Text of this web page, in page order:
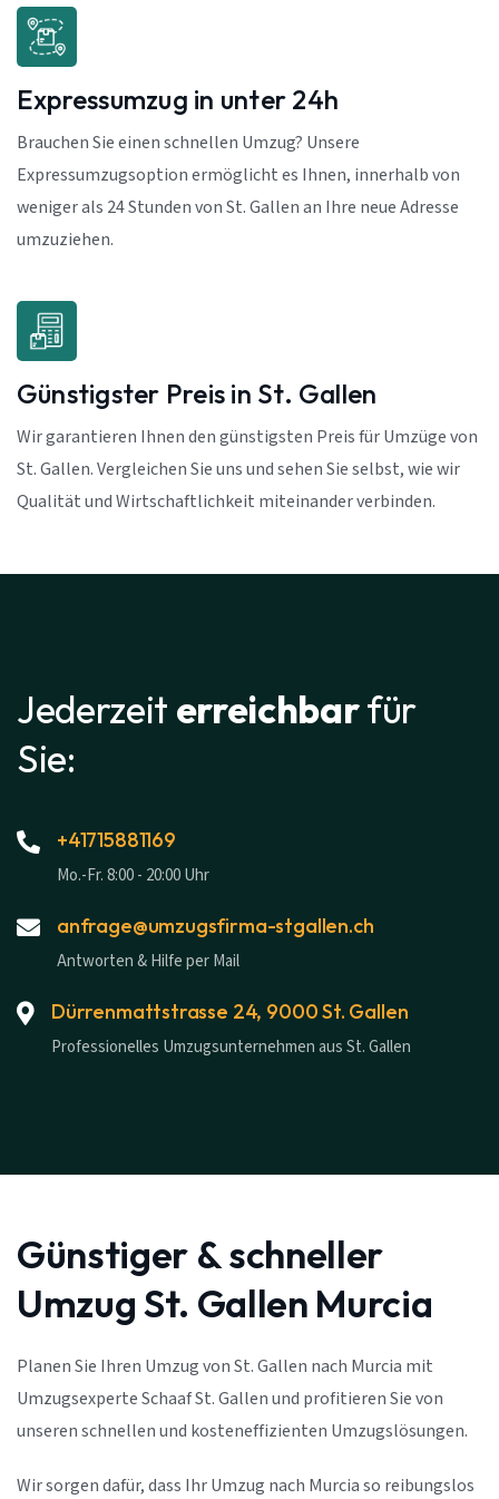
Expressumzug in unter 24h
Brauchen Sie einen schnellen Umzug? Unsere
Expressumzugsoption ermöglicht es Ihnen, innerhalb von
weniger als 24 Stunden von St. Gallen an Ihre neue Adresse
umzuziehen.
Günstigster Preis in St. Gallen
Wir garantieren Ihnen den günstigsten Preis für Umzüge von
St. Gallen. Vergleichen Sie uns und sehen Sie selbst, wie wir
Qualität und Wirtschaftlichkeit miteinander verbinden.
Jederzeit erreichbarfür
Sie:
+41715881169
Mo.-Fr. 8:00 - 20:00 Uhr
anfrage@umzugsfirma-stgallen.ch
Antworten & Hilfe per Mail
Dürrenmattstrasse 24, 9000 St. Gallen
Professionelles Umzugsunternehmen aus St. Gallen
Günstiger & schneller
Umzug St. Gallen Murcia
Planen Sie Ihren Umzug von St. Gallen nach Murcia mit
Umzugsexperte Schaaf St. Gallen und profitieren Sie von
unseren schnellen und kosteneffizienten Umzugslösungen.
Wir sorgen dafür, dass Ihr Umzug nach Murcia so reibungslos